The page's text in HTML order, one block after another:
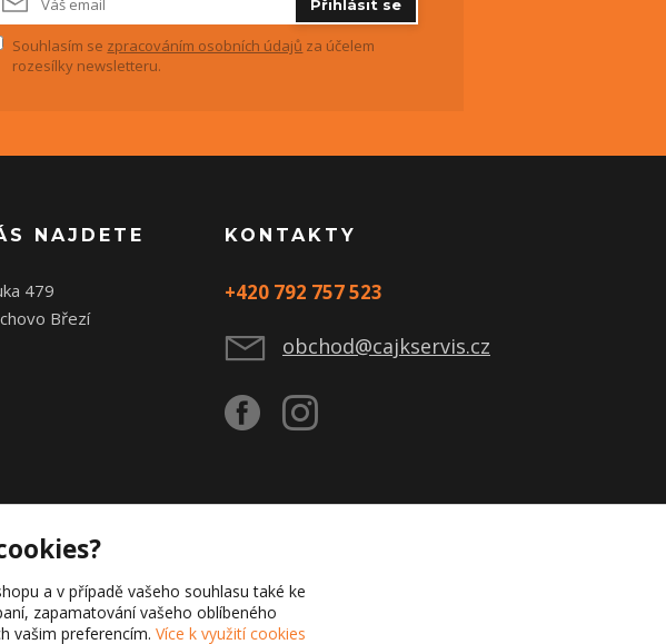
Přihlásit se
Souhlasím se zpracováním osobních údajů za účelem
rozesílky newsletteru.
NAJDETE
479
Březí
KONTAKTY
+420 792 757 523
obchod@cajkservis.cz
a v případě vašeho souhlasu také ke
zapamatování vašeho oblíbeného
vašim preferencím. Více k využití cookies